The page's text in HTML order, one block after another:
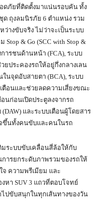
ดภัยที่ติดตั้งมาแน่นรอบคัน ทั้ง
ถุงลมนิรภัย 6 ตำแหน่ง รวม
ว่างขับจริง ไม่ว่าจะเป็นระบบ
& Go (SCC with Stop &
ารชนด้านหน้า (FCA), ระบบ
ยประคองรถให้อยู่กึ่งกลางเลน
ในจุดอับสายตา (BCA), ระบบ
ตือนและช่วยลดความเสี่ยงขณะ
นก่อนเปิดประตูลงจากรถ
และระบบเตือนผู้โดยสาร
ขึ้นทั้งคนขับและคนในรถ
มระบบขับเคลื่อนสี่ล้อให้กับ
นการยกระดับภาพรวมของรถให้
จ ความพรีเมียม และ
หา SUV 3 แถวที่ตอบโจทย์
ปขับสนุกในทุกเส้นทางของวัน